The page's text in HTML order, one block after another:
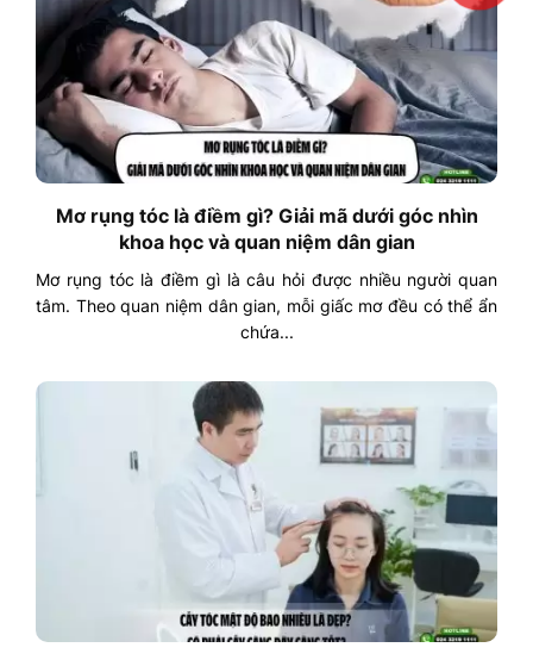
Mơ rụng tóc là điềm gì? Giải mã dưới góc nhìn
khoa học và quan niệm dân gian
Mơ rụng tóc là điềm gì là câu hỏi được nhiều người quan
tâm. Theo quan niệm dân gian, mỗi giấc mơ đều có thể ẩn
chứa...